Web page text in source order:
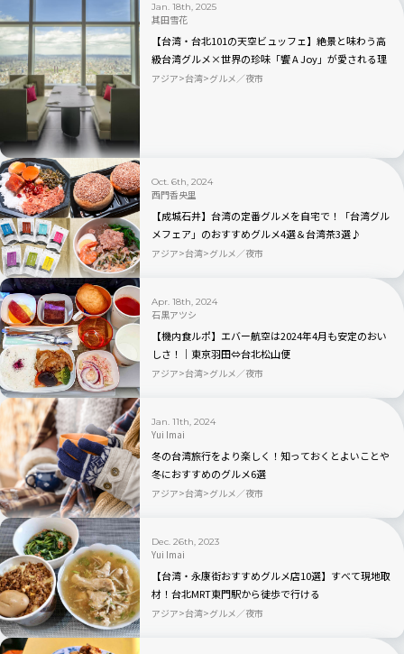
Jan. 18th, 2025
其田雪花
【台湾・台北101の天空ビュッフェ】絶景と味わう高
級台湾グルメ×世界の珍味「饗 A Joy」が愛される理
由
アジア 台湾 グルメ／夜市
Oct. 6th, 2024
西門香央里
【成城石井】台湾の定番グルメを自宅で！「台湾グル
メフェア」のおすすめグルメ4選＆台湾茶3選♪
アジア 台湾 グルメ／夜市
Apr. 18th, 2024
石黒アツシ
【機内食ルポ】エバー航空は2024年4月も安定のおい
しさ！｜東京羽田⇔台北松山便
アジア 台湾 グルメ／夜市
Jan. 11th, 2024
Yui Imai
冬の台湾旅行をより楽しく！知っておくとよいことや
冬におすすめのグルメ6選
アジア 台湾 グルメ／夜市
Dec. 26th, 2023
Yui Imai
【台湾・永康街おすすめグルメ店10選】すべて現地取
材！台北MRT東門駅から徒歩で行ける
アジア 台湾 グルメ／夜市